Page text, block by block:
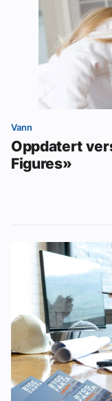
Vann
Oppdatert
Figures»